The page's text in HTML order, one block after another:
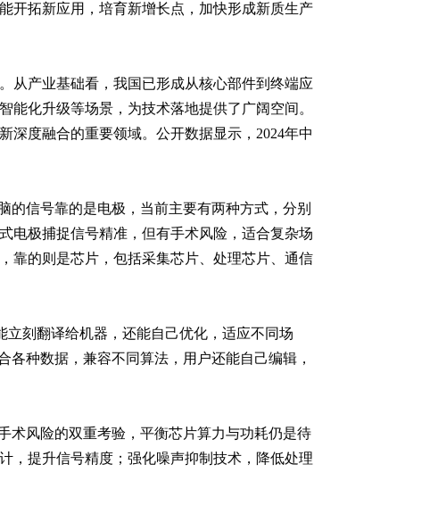
开拓新应用，培育新增长点，加快形成新质生产
从产业基础看，我国已形成从核心部件到终端应
化升级等场景，为技术落地提供了广阔空间。
深度融合的重要领域。公开数据显示，2024年中
的信号靠的是电极，当前主要有两种方式，分别
电极捕捉信号精准，但有手术风险，适合复杂场
靠的则是芯片，包括采集芯片、处理芯片、通信
立刻翻译给机器，还能自己优化，适应不同场
种数据，兼容不同算法，用户还能自己编辑，
术风险的双重考验，平衡芯片算力与功耗仍是待
，提升信号精度；强化噪声抑制技术，降低处理